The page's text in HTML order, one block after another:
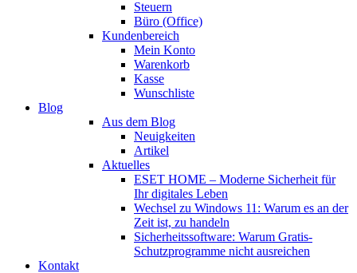
Steuern
Büro (Office)
Kundenbereich
Mein Konto
Warenkorb
Kasse
Wunschliste
Blog
Aus dem Blog
Neuigkeiten
Artikel
Aktuelles
ESET HOME – Moderne Sicherheit für
Ihr digitales Leben
Wechsel zu Windows 11: Warum es an der
Zeit ist, zu handeln
Sicherheitssoftware: Warum Gratis-
Schutzprogramme nicht ausreichen
Kontakt